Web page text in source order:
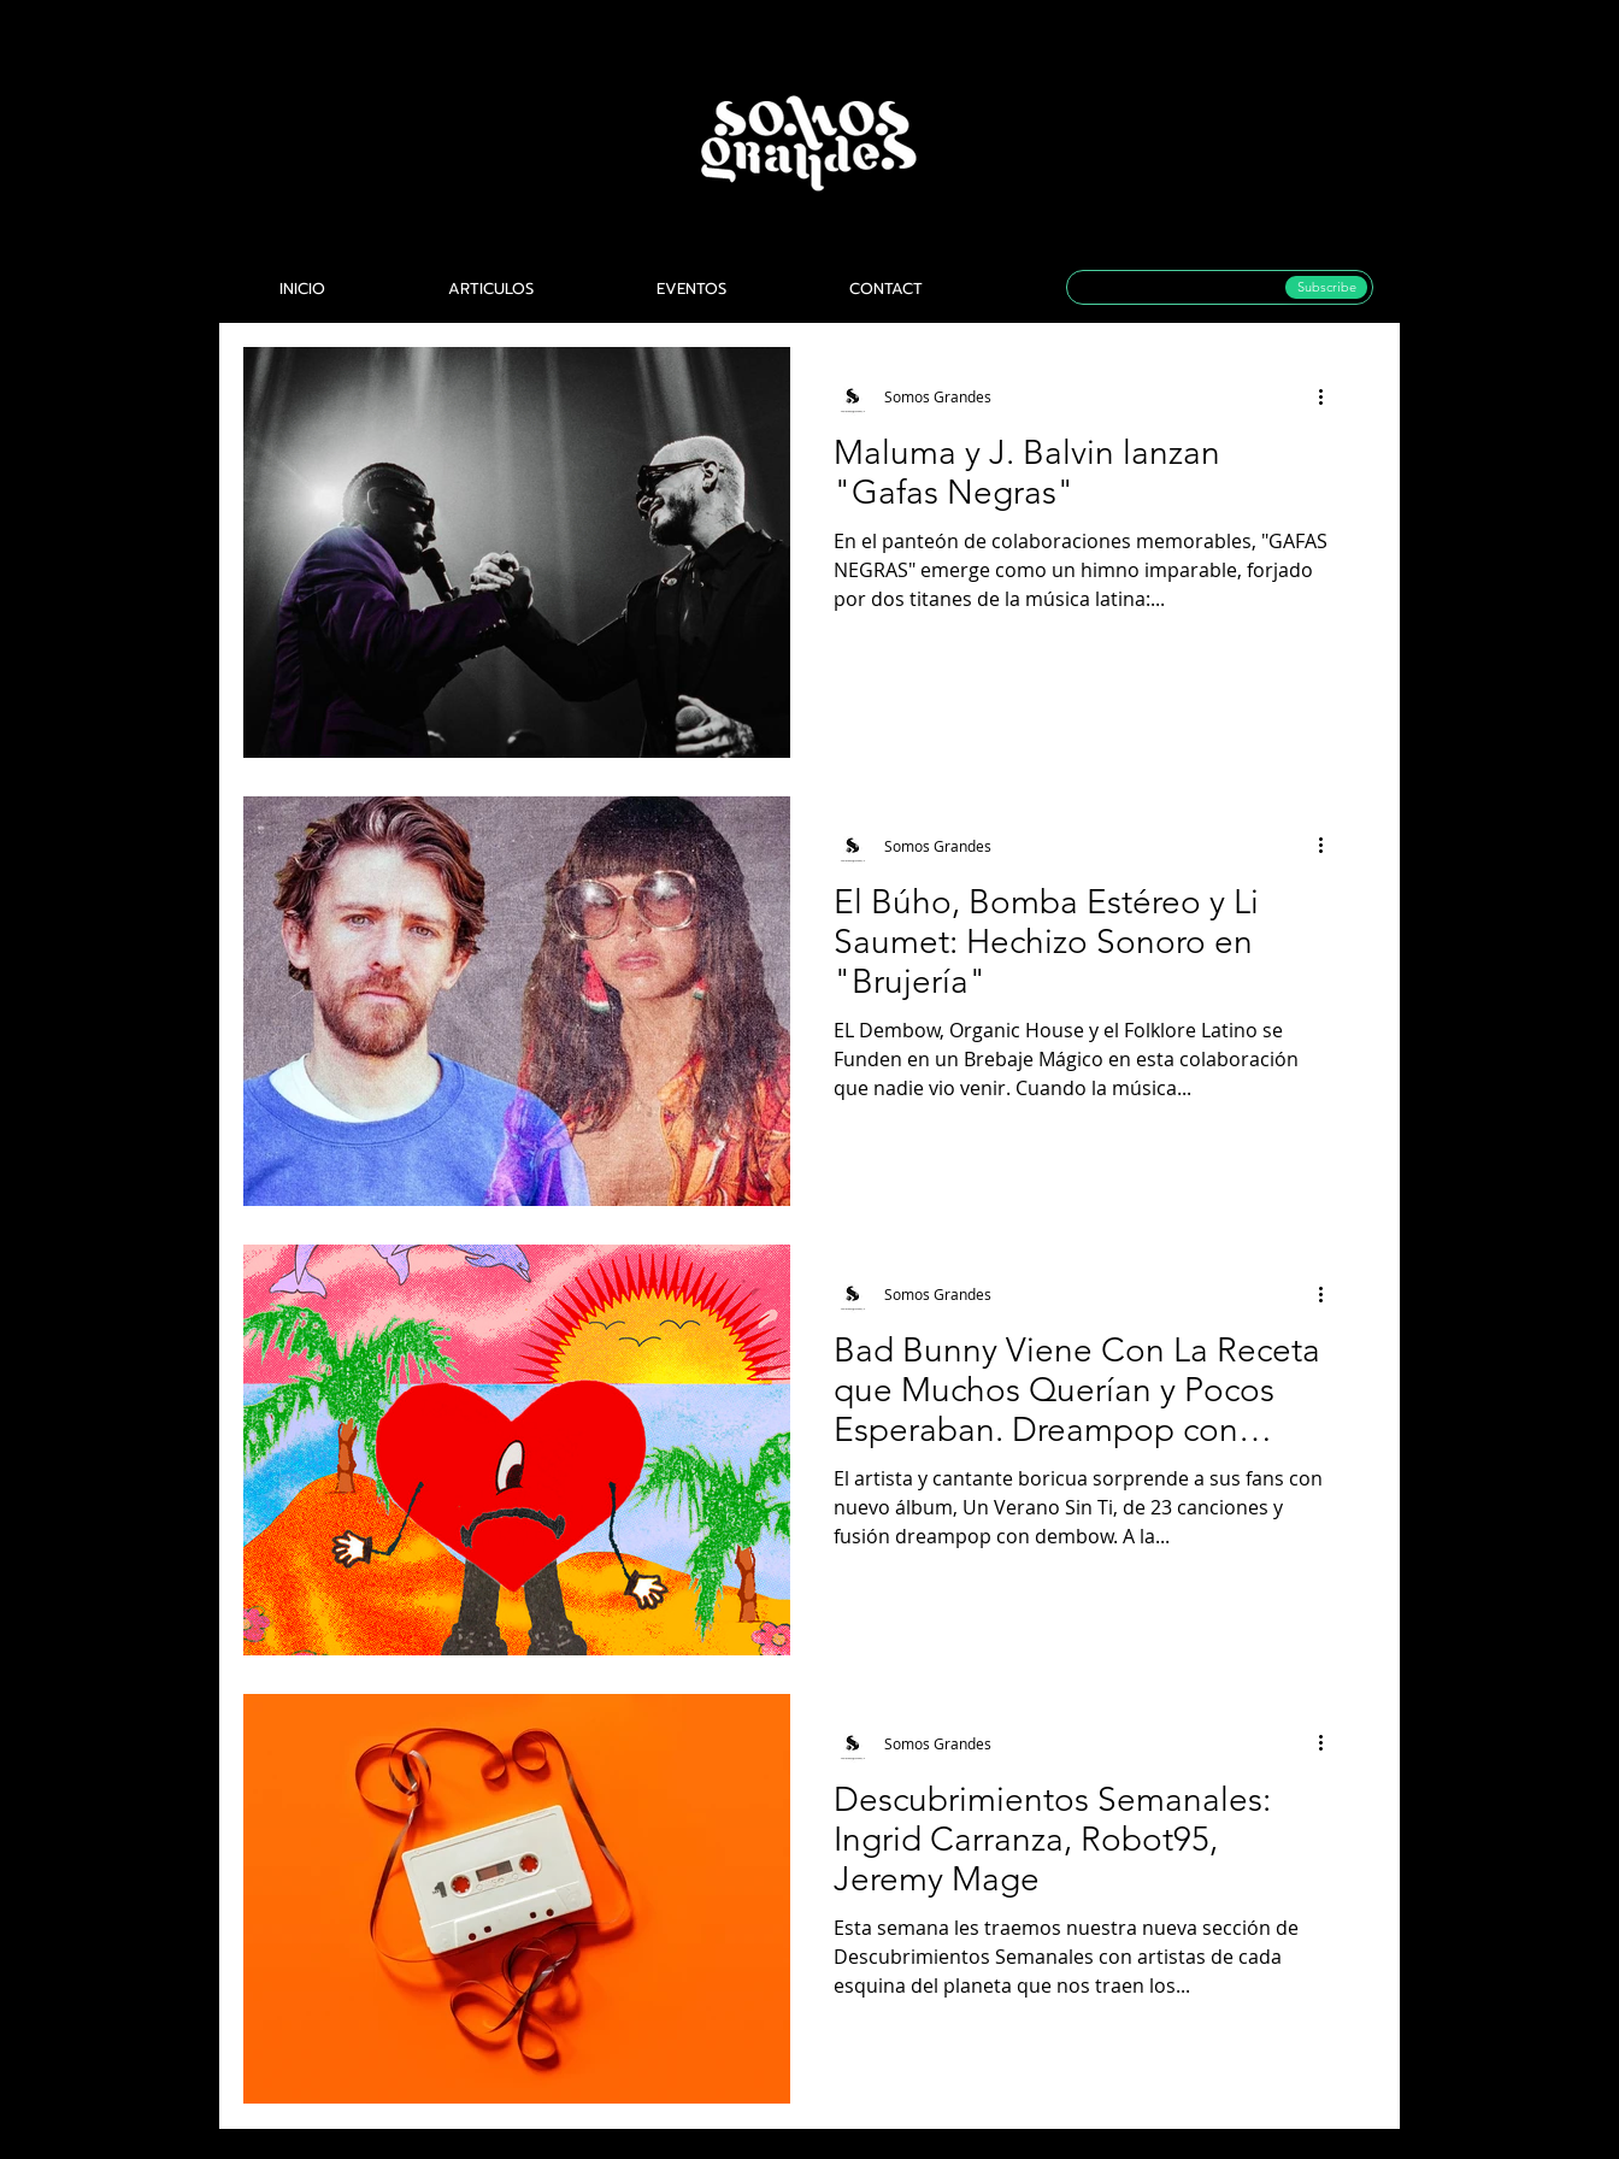
INICIO ARTICULOS EVENTOS CONTACT Subscribe
Maluma y J. Balvin lanzan
"Gafas Negras"
En el panteón de colaboraciones memorables, "GAFAS
NEGRAS" emerge como un himno imparable, forjado
por dos titanes de la música latina:...
Somos Grandes
El Búho, Bomba Estéreo y Li
Saumet: Hechizo Sonoro en
"Brujería"
EL Dembow, Organic House y el Folklore Latino se
Funden en un Brebaje Mágico en esta colaboración
que nadie vio venir. Cuando la música...
Somos Grandes
Bad Bunny Viene Con La Receta
que Muchos Querían y Pocos
Esperaban. Dreampop con
Dembow.
El artista y cantante boricua sorprende a sus fans con
nuevo álbum, Un Verano Sin Ti, de 23 canciones y
fusión dreampop con dembow. A la...
Somos Grandes
Descubrimientos Semanales:
Ingrid Carranza, Robot95,
Jeremy Mage
Esta semana les traemos nuestra nueva sección de
Descubrimientos Semanales con artistas de cada
esquina del planeta que nos traen los...
Somos Grandes